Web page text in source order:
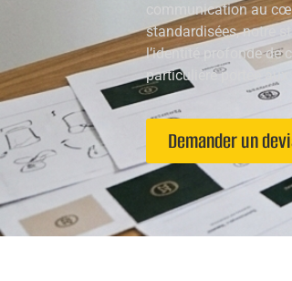
communication au
standardisées, notre
l’identité profonde de
particulière portée
Demander un